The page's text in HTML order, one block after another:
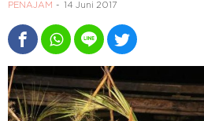
PENAJAM 14 Juni 2017